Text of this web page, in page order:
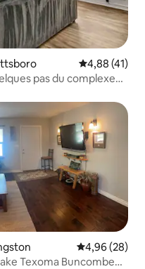
Évaluation
4,88 (41)
pas du complexe
Évaluation
4,96 (28)
Buncombe